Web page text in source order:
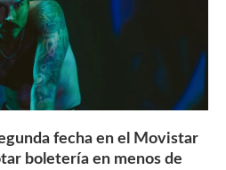
fecha en el Movistar
boletería en menos de